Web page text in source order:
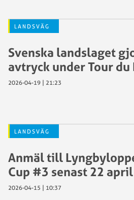
LANDSVÄG
Svenska landslaget
avtryck under Tour
2026-04-19 | 21:23
LANDSVÄG
Anmäl till
Cup #3 senast 22 april
2026-04-15 | 10:37